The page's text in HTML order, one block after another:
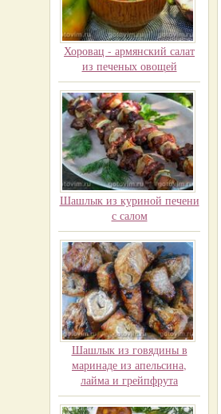
Хоровац - армянский салат
из печеных овощей
Шашлык из куриной печени
с салом
Шашлык из говядины в
маринаде из апельсина,
лайма и грейпфрута